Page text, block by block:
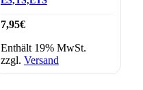
7,95€
Enthält 19% MwSt.
zzgl. Versand